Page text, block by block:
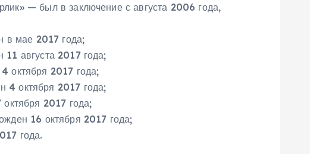
— был в заключение с августа 2006 года,
в мае 2017 года;
августа 2017 года;
октября 2017 года;
4 октября 2017 года;
2017 года;
16 октября 2017 года;
года.